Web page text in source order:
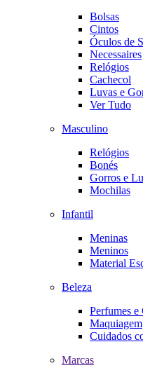
Bolsas
Cintos
Óculos de
Necessaires
Relógios
Cachecol
Luvas e
Ver Tudo
Masculino
Relógios
Bonés
Gorros e
Mochilas
Infantil
Meninas
Meninos
Material
Beleza
Perfumes e
Maquiagem
Cuidados
Marcas